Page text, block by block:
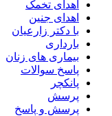
اهدای تخمک
اهدای جنین
با دکتر زارعیان
بارداری
بیماری های زنان
پاسخ سوالات
پانکچر
پرسش
پرسش و پاسخ